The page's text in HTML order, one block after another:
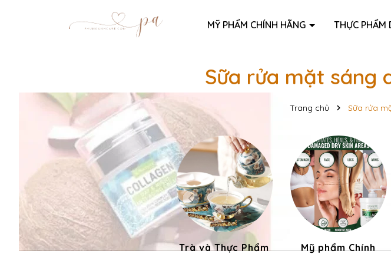
MỸ PHẨM CHÍNH HÃNG THỰC PHẨM
Sữa rửa mặt sáng
Trang chủ Sữa rửa
Trà và Thực Phẩm
Mỹ phẩm Chính